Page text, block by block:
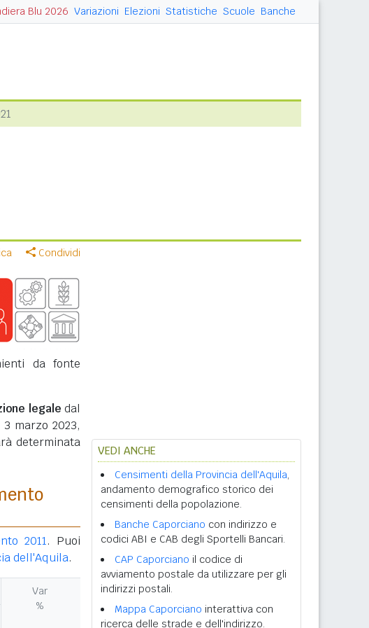
Blu 2026 Variazioni Elezioni Statistiche Scuole Banche
Condividi
da fonte
legale dal
marzo 2023,
determinata
2011. Puoi
dell'Aquila.
Var
%
VEDI ANCHE
Censimenti della Provincia dell'Aquila,
andamento demografico storico dei
censimenti della popolazione.
Banche Caporciano con indirizzo e
codici ABI e CAB degli Sportelli Bancari.
CAP Caporciano il codice di
avviamento postale da utilizzare per gli
indirizzi postali.
Mappa Caporciano interattiva con
ricerca delle strade e dell'indirizzo.